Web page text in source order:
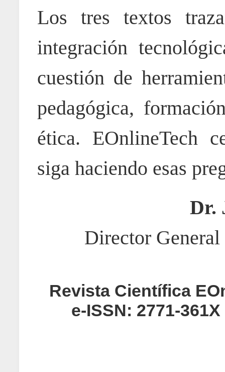
Los tres textos
integración
cuestión de
pedagógica,
ética. EOnlineTech
siga haciendo esas
Dr.
Director
Revista Científica
e-ISSN: 2771-